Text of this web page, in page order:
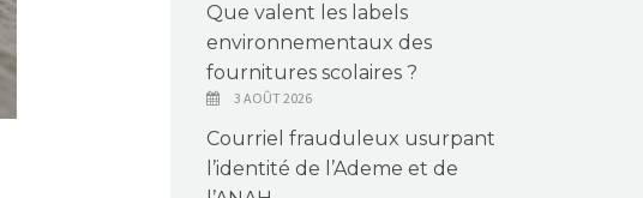
Que valent les labels
environnementaux des
fournitures scolaires ?
3 AOÛT 2026
Courriel frauduleux usurpant
l’identité de l’Ademe et de